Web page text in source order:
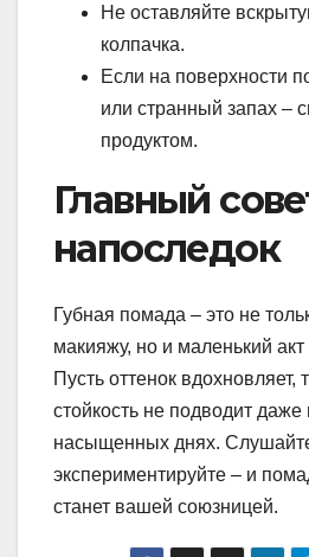
Не оставляйте
колпачка.
Если на поверхности
или странный запах –
продуктом.
Главный
напоследок
Губная помада – это не
макияжу, но и маленький
Пусть оттенок вдохновляет,
стойкость не подводит
насыщенных днях.
экспериментируйте – и
станет вашей союзницей.